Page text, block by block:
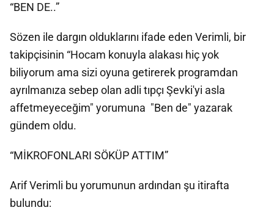
“BEN DE..”
Sözen ile dargın olduklarını ifade eden Verimli, bir
takipçisinin “Hocam konuyla alakası hiç yok
biliyorum ama sizi oyuna getirerek programdan
ayrılmanıza sebep olan adli tıpçı Şevki'yi asla
affetmeyeceğim" yorumuna "Ben de" yazarak
gündem oldu.
“MİKROFONLARI SÖKÜP ATTIM”
Arif Verimli bu yorumunun ardından şu itirafta
bulundu: